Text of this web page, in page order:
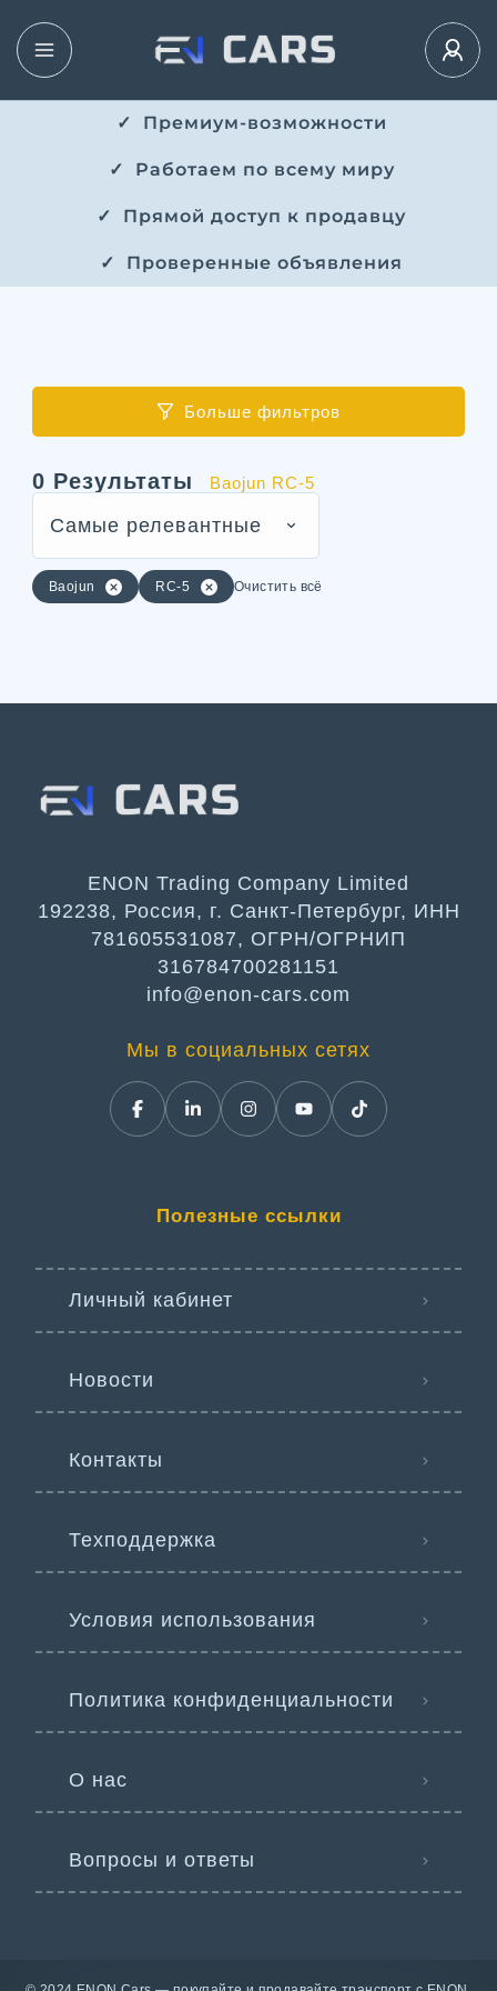
✓ ​​ Премиум-возможности
✓ ​ Работаем по всему миру
✓ ​ Прямой доступ к продавцу
✓ ​ Проверенные объявления
Больше фильтров
0 Результаты Baojun RC-5
Самые релевантные
Baojun RC-5 Очистить всё
ENON Trading Company Limited
192238, Россия, г. Санкт-Петербург, ИНН
781605531087, ОГРН/ОГРНИП
316784700281151
info@enon-cars.com
Мы в социальных сетях
Полезные ссылки
Личный кабинет
Новости
Контакты
Техподдержка
Условия использования
Политика конфиденциальности
О нас
Вопросы и ответы